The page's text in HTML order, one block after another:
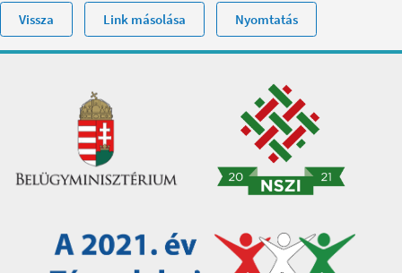
Vissza Link másolása Nyomtatás